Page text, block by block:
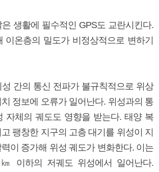
생활에 필수적인 GPS도 교란시킨다.
이온층의 밀도가 비정상적으로 변하기
간의 통신 전파가 불규칙적으로 위상
정보에 오류가 일어난다. 위성과의 통
자체의 궤도도 영향을 받는다. 태양 복
팽창한 지구의 고층 대기를 위성이 지
이 증가해 위성 궤도가 변화한다. 이는
이하의 저궤도 위성에서 일어난다.